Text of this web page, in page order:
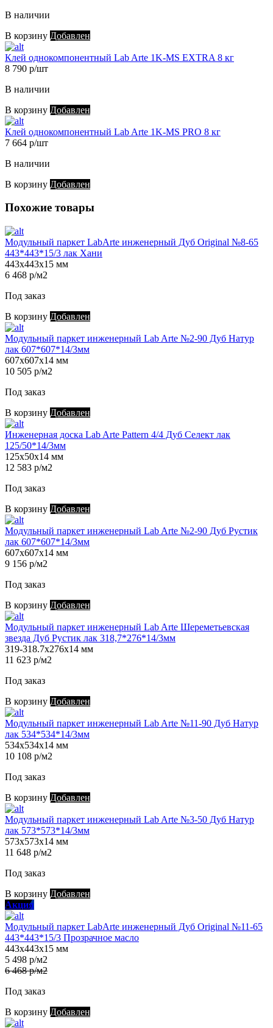
В наличии
В корзину Добавлен
Клей однокомпонентный Lab Arte 1K-MS EXTRA 8 кг
8 790 р/шт
В наличии
В корзину Добавлен
Клей однокомпонентный Lab Arte 1K-MS PRO 8 кг
7 664 р/шт
В наличии
В корзину Добавлен
Похожие товары
Модульный паркет LabArte инженерный Дуб Original №8-65
443*443*15/3 лак Хани
443х443х15 мм
6 468 р/м2
Под заказ
В корзину Добавлен
Модульный паркет инженерный Lab Arte №2-90 Дуб Натур
лак 607*607*14/3мм
607х607х14 мм
10 505 р/м2
Под заказ
В корзину Добавлен
Инженерная доска Lab Arte Pattern 4/4 Дуб Селект лак
125/50*14/3мм
125х50х14 мм
12 583 р/м2
Под заказ
В корзину Добавлен
Модульный паркет инженерный Lab Arte №2-90 Дуб Рустик
лак 607*607*14/3мм
607х607х14 мм
9 156 р/м2
Под заказ
В корзину Добавлен
Модульный паркет инженерный Lab Arte Шереметьевская
звезда Дуб Рустик лак 318,7*276*14/3мм
319-318.7х276х14 мм
11 623 р/м2
Под заказ
В корзину Добавлен
Модульный паркет инженерный Lab Arte №11-90 Дуб Натур
лак 534*534*14/3мм
534х534х14 мм
10 108 р/м2
Под заказ
В корзину Добавлен
Модульный паркет инженерный Lab Arte №3-50 Дуб Натур
лак 573*573*14/3мм
573х573х14 мм
11 648 р/м2
Под заказ
В корзину Добавлен
Акция
Модульный паркет LabArte инженерный Дуб Original №11-65
443*443*15/3 Прозрачное масло
443х443х15 мм
5 498 р/м2
6 468 р/м2
Под заказ
В корзину Добавлен